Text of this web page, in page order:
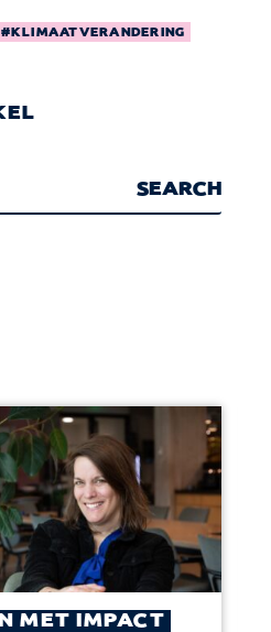
KLIMAATVERANDERING
MET IMPACT